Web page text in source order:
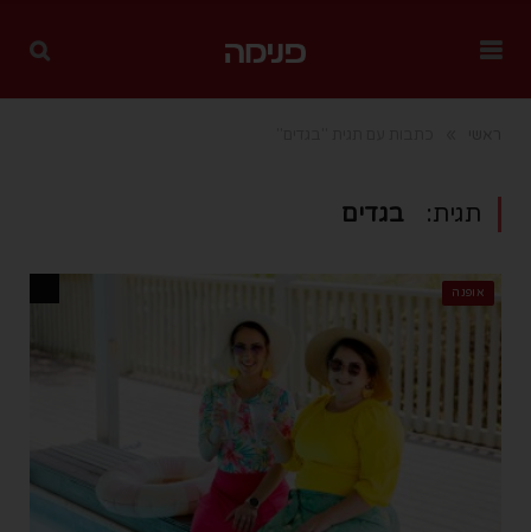
תגית: בגדים
אופנה